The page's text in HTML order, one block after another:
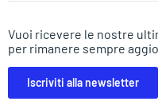
Vuoi ricevere le nostre
per rimanere sempre
Iscriviti alla newsletter